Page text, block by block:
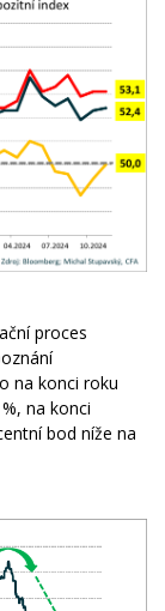
proces
na konci roku
na konci
bod níže na